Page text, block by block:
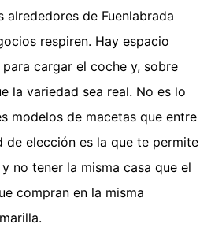
alrededores de Fuenlabrada
respiren. Hay espacio
cargar el coche y, sobre
la variedad sea real. No es lo
modelos de macetas que entre
de elección es la que te permite
no tener la misma casa que el
compran en la misma